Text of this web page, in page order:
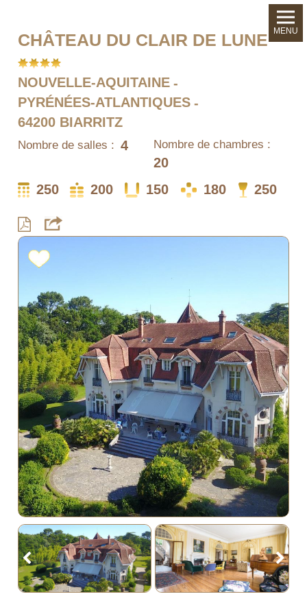
CHÂTEAU DU CLAIR DE LUNE
NOUVELLE-AQUITAINE
PYRÉNÉES-ATLANTIQUES
64200 BIARRITZ
Nombre de salles : 4 Nombre de chambres :
20
250
200 150 180 250
MENU